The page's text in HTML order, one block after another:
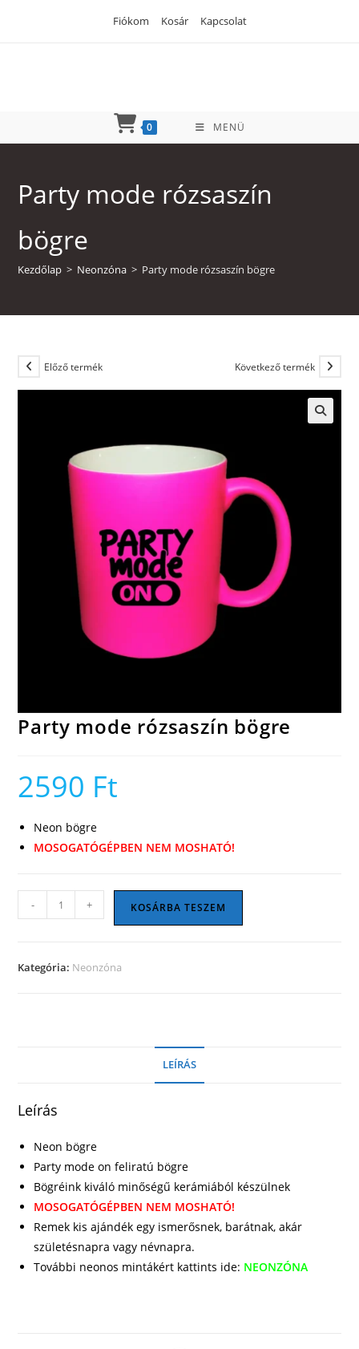
Fiókom Kosár Kapcsolat
0 MENÜ
Party mode rózsaszín
bögre
Kezdőlap > Neonzóna > Party mode rózsaszín bögre
Előző termék Következő termék
Party mode rózsaszín bögre
2590 Ft
Neon bögre
MOSOGATÓGÉPBEN NEM MOSHATÓ!
mode
- + KOSÁRBA TESZEM
Kategória: Neonzóna
LEÍRÁS
Leírás
Neon bögre
Party mode on feliratú bögre
Bögréink kiváló minőségű kerámiából készülnek
MOSOGATÓGÉPBEN NEM MOSHATÓ!
Remek kis ajándék egy ismerősnek, barátnak, akár
születésnapra vagy névnapra.
További neonos mintákért kattints ide: NEONZÓNA